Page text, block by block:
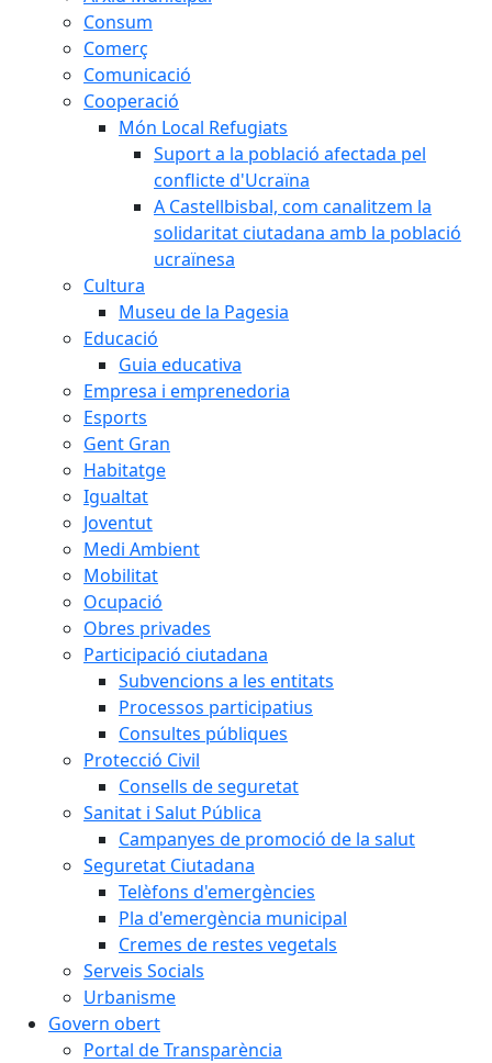
Consum
Comerç
Comunicació
Cooperació
Món Local Refugiats
Suport a la població afectada pel
conflicte d'Ucraïna
A Castellbisbal, com canalitzem la
solidaritat ciutadana amb la població
ucraïnesa
Cultura
Museu de la Pagesia
Educació
Guia educativa
Empresa i emprenedoria
Esports
Gent Gran
Habitatge
Igualtat
Joventut
Medi Ambient
Mobilitat
Ocupació
Obres privades
Participació ciutadana
Subvencions a les entitats
Processos participatius
Consultes públiques
Protecció Civil
Consells de seguretat
Sanitat i Salut Pública
Campanyes de promoció de la salut
Seguretat Ciutadana
Telèfons d'emergències
Pla d'emergència municipal
Cremes de restes vegetals
Serveis Socials
Urbanisme
Govern obert
Portal de Transparència